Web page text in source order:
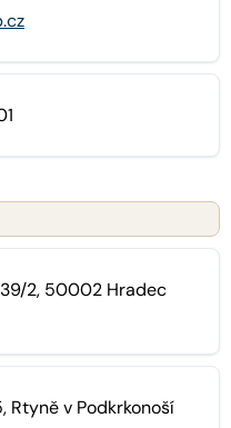
2, 50002 Hradec
Rtyně v Podkrkonoší